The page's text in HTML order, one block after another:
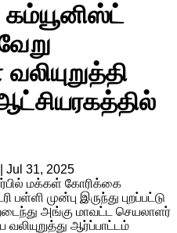
கம்யூனிஸ்ட்
Jul 31, 2025
மக்கள் கோரிக்கை
முன்பு இருந்து புறப்பட்டு
அங்கு மாவட்ட செயலாளர்
ஆர்ப்பாட்டம்